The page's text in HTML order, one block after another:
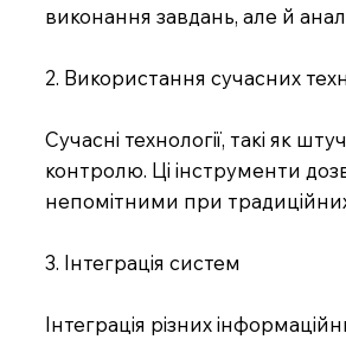
виконання завдань, але й
2. Використання сучасних
Сучасні технології, такі як
контролю. Ці інструменти
непомітними при
3. Інтеграція систем
Інтеграція різних